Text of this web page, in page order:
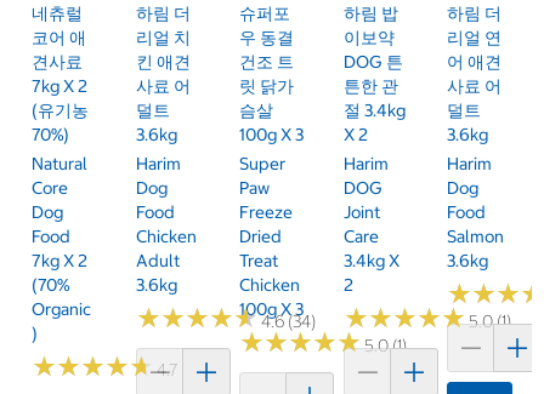
네츄럴
코어 애
견사료
7kg X 2
(유기농
70%)
Natural
Core
Dog
Food
7kg X 2
(70%
Organic
)
★★★★★
★★★★★4.7 (95)
하림 더
리얼 치
킨 애견
사료 어
덜트
3.6kg
Harim
Dog
Food
Chicken
Adult
3.6kg
★★★★★
★★★★★4.6 (34)
슈퍼포
우 동결
건조 트
릿 닭가
슴살
100g X 3
Super
Paw
Freeze
Dried
Treat
Chicken
100g X 3
★★★★★
★★★★★5.0 (1)
하림 밥
이보약
DOG 튼
튼한 관
절 3.4kg
X 2
Harim
DOG
Joint
Care
3.4kg X
2
★★★★★
★★★★★5.0 (1)
하림 더
리얼 연
어 애견
사료 어
덜트
3.6kg
Harim
Dog
Food
Salmon
3.6kg
★★★
★★★